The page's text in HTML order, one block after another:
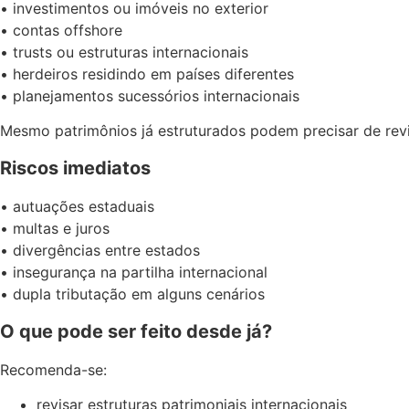
• investimentos ou imóveis no exterior
• contas offshore
• trusts ou estruturas internacionais
• herdeiros residindo em países diferentes
• planejamentos sucessórios internacionais
Mesmo patrimônios já estruturados podem precisar de
Riscos imediatos
• autuações estaduais
• multas e juros
• divergências entre estados
• insegurança na partilha internacional
• dupla tributação em alguns cenários
O que pode ser feito desde já?
Recomenda-se:
revisar estruturas patrimoniais internacionais